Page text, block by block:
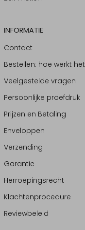
INFORMATIE
Contact
Bestellen: hoe werkt het
Veelgestelde vragen
Persoonlijke proefdruk
Prijzen en Betaling
Enveloppen
Verzending
Garantie
Herroepingsrecht
Klachtenprocedure
Reviewbeleid